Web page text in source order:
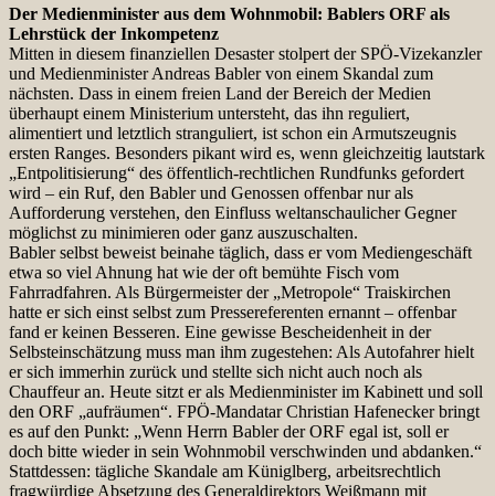
Der Medienminister aus dem Wohnmobil: Bablers ORF als
Lehrstück der Inkompetenz
Mitten in diesem finanziellen Desaster stolpert der SPÖ-Vizekanzler
und Medienminister Andreas Babler von einem Skandal zum
nächsten. Dass in einem freien Land der Bereich der Medien
überhaupt einem Ministerium untersteht, das ihn reguliert,
alimentiert und letztlich stranguliert, ist schon ein Armutszeugnis
ersten Ranges. Besonders pikant wird es, wenn gleichzeitig lautstark
„Entpolitisierung“ des öffentlich-rechtlichen Rundfunks gefordert
wird – ein Ruf, den Babler und Genossen offenbar nur als
Aufforderung verstehen, den Einfluss weltanschaulicher Gegner
möglichst zu minimieren oder ganz auszuschalten.
Babler selbst beweist beinahe täglich, dass er vom Mediengeschäft
etwa so viel Ahnung hat wie der oft bemühte Fisch vom
Fahrradfahren. Als Bürgermeister der „Metropole“ Traiskirchen
hatte er sich einst selbst zum Pressereferenten ernannt – offenbar
fand er keinen Besseren. Eine gewisse Bescheidenheit in der
Selbsteinschätzung muss man ihm zugestehen: Als Autofahrer hielt
er sich immerhin zurück und stellte sich nicht auch noch als
Chauffeur an. Heute sitzt er als Medienminister im Kabinett und soll
den ORF „aufräumen“. FPÖ-Mandatar Christian Hafenecker bringt
es auf den Punkt: „Wenn Herrn Babler der ORF egal ist, soll er
doch bitte wieder in sein Wohnmobil verschwinden und abdanken.“
Stattdessen: tägliche Skandale am Küniglberg, arbeitsrechtlich
fragwürdige Absetzung des Generaldirektors Weißmann mit